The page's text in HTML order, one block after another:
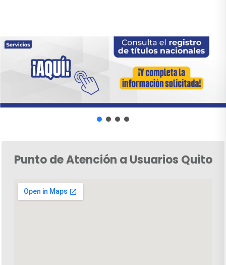
Punto de Atención a Usuarios Quito